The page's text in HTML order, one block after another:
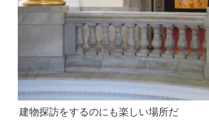
建物探訪をするのにも楽しい場所だ